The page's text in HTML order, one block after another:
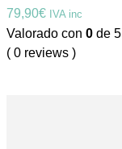
79,90€ IVA inc
Valorado con 0 de 5
( 0 reviews )